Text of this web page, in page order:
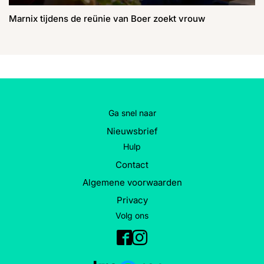
Marnix tijdens de reünie van Boer zoekt vrouw
Ga snel naar
Nieuwsbrief
Hulp
Contact
Algemene voorwaarden
Privacy
Volg ons
Facebook
Instagram